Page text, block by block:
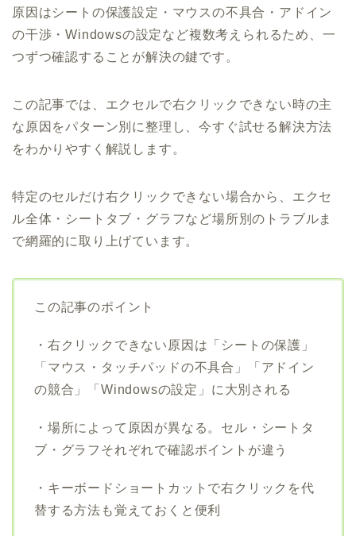
原因はシートの保護設定・マウスの不具合・アドイン
の干渉・Windowsの設定など複数考えられるため、一
つずつ確認することが解決の鍵です。
この記事では、エクセルで右クリックできない時の主
な原因をパターン別に整理し、今すぐ試せる解決方法
をわかりやすく解説します。
特定のセルだけ右クリックできない場合から、エクセ
ル全体・シートタブ・グラフなど場所別のトラブルま
で網羅的に取り上げています。
この記事のポイント
・右クリックできない原因は「シートの保護」
「マウス・タッチパッドの不具合」「アドイン
の競合」「Windowsの設定」に大別される
・場所によって原因が異なる。セル・シートタ
ブ・グラフそれぞれで確認ポイントが違う
・キーボードショートカットで右クリックを代
替する方法も覚えておくと便利